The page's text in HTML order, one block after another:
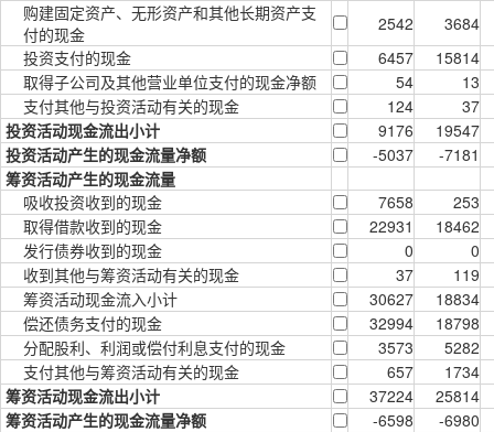
购建固定资产、无形资产和其他长期资产支
付的现金
2542
3684
投资支付的现金
6457
15814
取得子公司及其他营业单位支付的现金净额
54
13
支付其他与投资活动有关的现金
124
37
投资活动现金流出小计
9176
19547
投资活动产生的现金流量净额
-5037
-7181
筹资活动产生的现金流量
吸收投资收到的现金
7658
253
取得借款收到的现金
22931
18462
发行债券收到的现金
0
0
收到其他与筹资活动有关的现金
37
119
筹资活动现金流入小计
30627
18834
偿还债务支付的现金
32994
18798
分配股利、利润或偿付利息支付的现金
3573
5282
支付其他与筹资活动有关的现金
657
1734
筹资活动现金流出小计
37224
25814
筹资活动产生的现金流量净额
-6598
-6980